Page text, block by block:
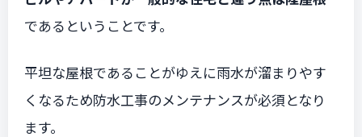
であるということです。
平坦な屋根であることがゆえに雨水が溜まりやす
くなるため防水工事のメンテナンスが必須となり
ます。